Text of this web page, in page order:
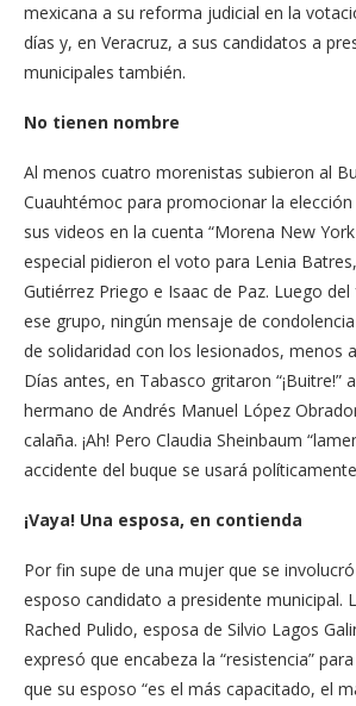
mexicana a su reforma judicial en la
días y, en Veracruz, a sus candidatos a
municipales también.
No tienen nombre
Al menos cuatro morenistas subieron al
Cuauhtémoc para promocionar la elección
sus videos en la cuenta “Morena New
especial pidieron el voto para Lenia
Gutiérrez Priego e Isaac de Paz. Luego
ese grupo, ningún mensaje de
de solidaridad con los lesionados, menos
Días antes, en Tabasco gritaron “¡Buitre!”
hermano de Andrés Manuel López
calaña. ¡Ah! Pero Claudia Sheinbaum
accidente del buque se usará
¡Vaya! Una esposa, en contienda
Por fin supe de una mujer que se
esposo candidato a presidente municipal.
Rached Pulido, esposa de Silvio Lagos
expresó que encabeza la “resistencia”
que su esposo “es el más capacitado, el